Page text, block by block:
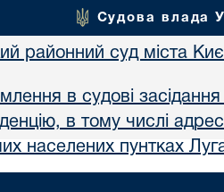
Судова влада
районний суд міста
в судові
в тому числі
населених пунтках